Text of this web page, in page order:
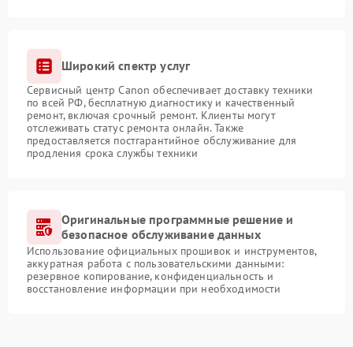
Широкий спектр услуг
Сервисный центр Canon обеспечивает доставку техники
по всей РФ, бесплатную диагностику и качественный
ремонт, включая срочный ремонт. Клиенты могут
отслеживать статус ремонта онлайн. Также
предоставляется постгарантийное обслуживание для
продления срока службы техники
Оригинальные программные решение и
безопасное обслуживание данных
Использование официальных прошивок и инструментов,
аккуратная работа с пользовательскими данными:
резервное копирование, конфиденциальность и
восстановление информации при необходимости